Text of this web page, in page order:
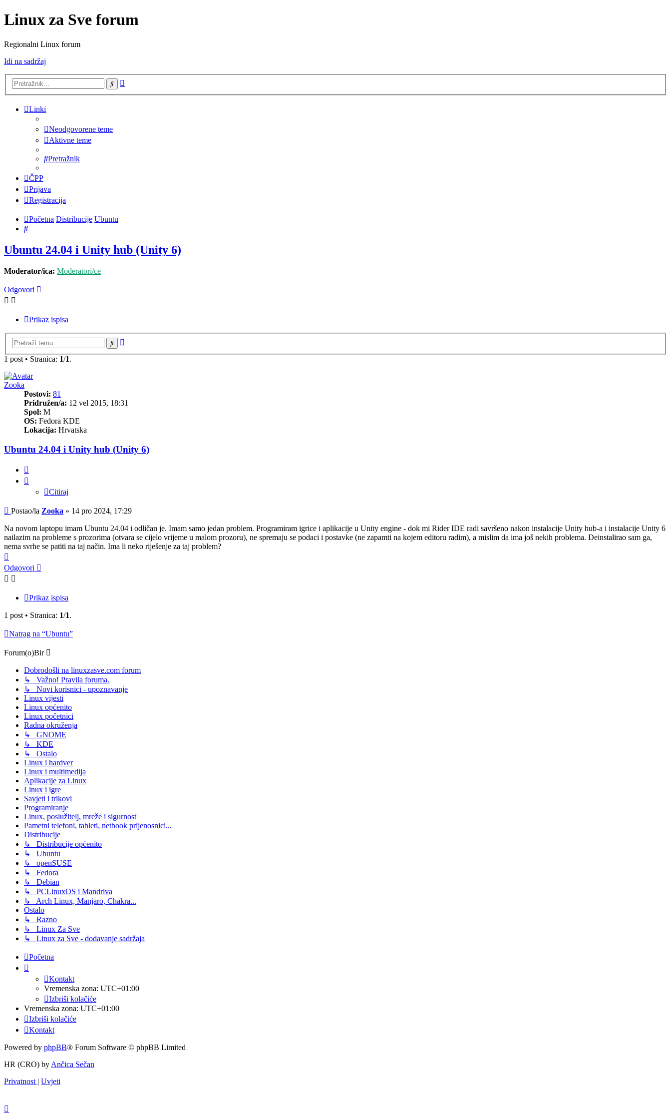
Linux za Sve forum
Regionalni Linux forum
Idi na sadržaj
Pretražnik
Linki
Neodgovorene teme
Aktivne teme
Pretražnik
ČPP
Prijava
Registracija
Početna Distribucije Ubuntu
Pretražnik
Ubuntu 24.04 i Unity hub (Unity 6)
Moderator/ica: Moderatori/ce
Odgovori
Prikaz ispisa
Pretražnik
1 post • Stranica: 1/1.
Zooka
Postovi: 81
Pridružen/a: 12 vel 2015, 18:31
Spol: M
OS: Fedora KDE
Lokacija: Hrvatska
Ubuntu 24.04 i Unity hub (Unity 6)
Citiraj
Post
Postao/la Zooka » 14 pro 2024, 17:29
Na novom laptopu imam Ubuntu 24.04 i odličan je. Imam samo jedan problem. Programiram igrice i aplikacije u Unity engine - dok mi Rider IDE radi savršeno nakon instalacije Unity hub-a i instalacije Unity 6
nailazim na probleme s prozorima (otvara se cijelo vrijeme u malom prozoru), ne spremaju se podaci i postavke (ne zapamti na kojem editoru radim), a mislim da ima još nekih problema. Deinstalirao sam ga,
nema svrhe se patiti na taj način. Ima li neko riješenje za taj problem?
Odgovori
Prikaz ispisa
1 post • Stranica: 1/1.
Natrag na “Ubuntu”
Forum(o)Bir
Dobrodošli na linuxzasve.com forum
↳ Važno! Pravila foruma.
↳ Novi korisnici - upoznavanje
Linux vijesti
Linux općenito
Linux početnici
Radna okruženja
↳ GNOME
↳ KDE
↳ Ostalo
Linux i hardver
Linux i multimedija
Aplikacije za Linux
Linux i igre
Savjeti i trikovi
Programiranje
Linux, poslužitelj, mreže i sigurnost
Pametni telefoni, tableti, netbook prijenosnici...
Distribucije
↳ Distribucije općenito
↳ Ubuntu
↳ openSUSE
↳ Fedora
↳ Debian
↳ PCLinuxOS i Mandriva
↳ Arch Linux, Manjaro, Chakra...
Ostalo
↳ Razno
↳ Linux Za Sve
↳ Linux za Sve - dodavanje sadržaja
Početna
Kontakt
Vremenska zona: UTC+01:00
Izbriši kolačiće
Vremenska zona: UTC+01:00
Izbriši kolačiće
Kontakt
Powered by phpBB® Forum Software © phpBB Limited
HR (CRO) by Ančica Sečan
Privatnost | Uvjeti